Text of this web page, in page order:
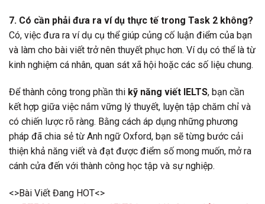
7. Có cần phải đưa ra ví dụ thực tế trong Task 2 không?
Có, việc đưa ra ví dụ cụ thể giúp củng cố luận điểm của bạn
và làm cho bài viết trở nên thuyết phục hơn. Ví dụ có thể là từ
kinh nghiệm cá nhân, quan sát xã hội hoặc các số liệu chung.
Để thành công trong phần thi kỹ năng viết IELTS, bạn cần
kết hợp giữa việc nắm vững lý thuyết, luyện tập chăm chỉ và
có chiến lược rõ ràng. Bằng cách áp dụng những phương
pháp đã chia sẻ từ Anh ngữ Oxford, bạn sẽ từng bước cải
thiện khả năng viết và đạt được điểm số mong muốn, mở ra
cánh cửa đến với thành công học tập và sự nghiệp.
<>Bài Viết Đang HOT<>